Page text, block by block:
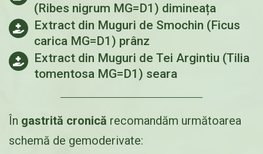
(Ribes nigrum MG=D1) dimineața
Extract din Muguri de Smochin (Ficus
carica MG=D1) prânz
Extract din Muguri de Tei Argintiu (Tilia
tomentosa MG=D1) seara
În gastrită cronică recomandăm următoarea
schemă de gemoderivate: